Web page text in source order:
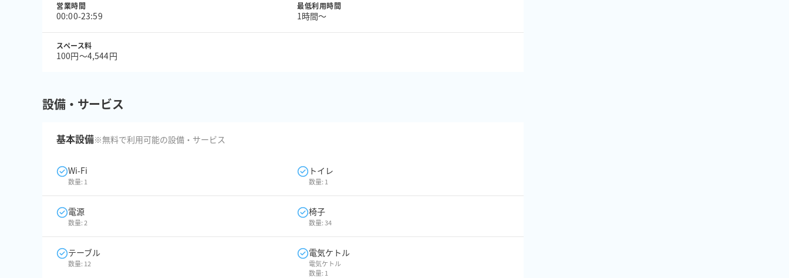
営業時間
00:00-23:59
最低利用時間
1時間〜
スペース料
100円〜4,544円
設備・サービス
基本設備※無料で利用可能の設備・サービス
Wi-Fi
数量: 1
トイレ
数量: 1
電源
数量:2
椅子
数量:34
テーブル
数量: 12
電気ケトル
電気ケトル
数量: 1